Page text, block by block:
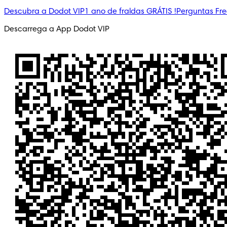
Descubra a Dodot VIP1 ano de fraldas GRÁTIS !Perguntas
Descarrega a App Dodot VIP